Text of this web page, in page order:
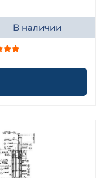
В наличии